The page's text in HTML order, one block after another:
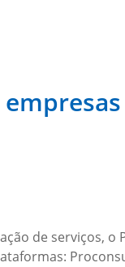
de serviços, o